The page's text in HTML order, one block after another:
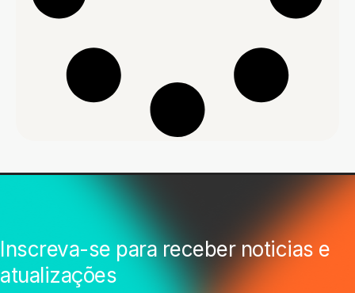
Inscreva-se para receber noticias e
atualizações